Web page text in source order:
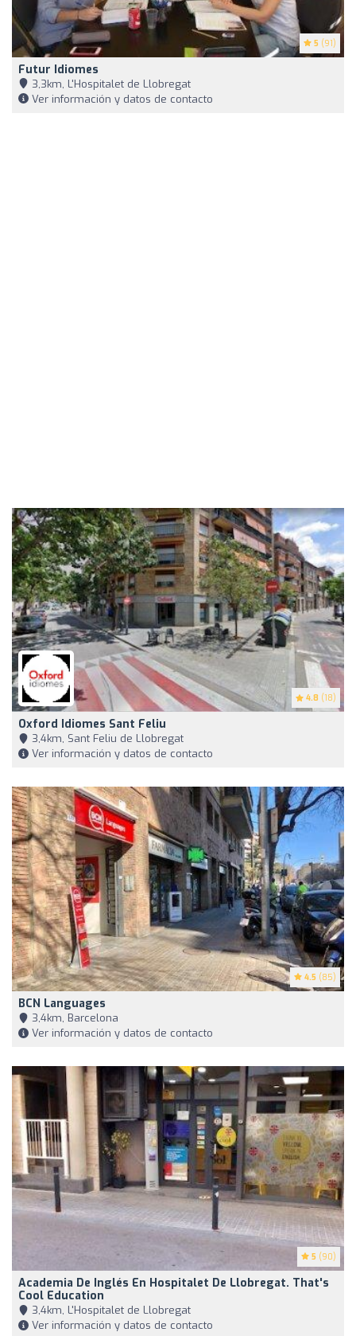
5 (91)
Futur Idiomes
3,3km, L'Hospitalet de Llobregat
Ver información y datos de contacto
4.8 (18)
Oxford Idiomes Sant Feliu
3,4km, Sant Feliu de Llobregat
Ver información y datos de contacto
4.5 (85)
BCN Languages
3,4km, Barcelona
Ver información y datos de contacto
5 (90)
Academia De Inglés En Hospitalet De Llobregat. That's
Cool Education
3,4km, L'Hospitalet de Llobregat
Ver información y datos de contacto